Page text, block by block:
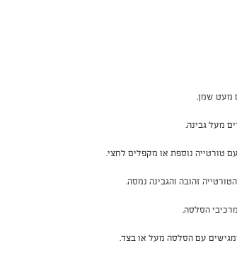
מעט שמן.
מעל גבינה.
טורטייה נוספת או מקפלים לחצי.
הסלסה.
עם הסלסה מעל או בצד.